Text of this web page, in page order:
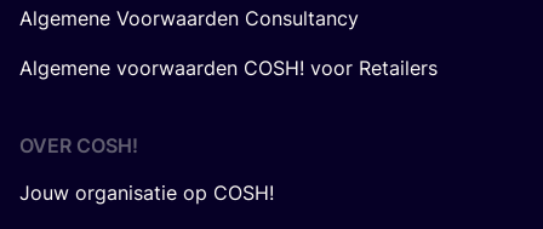
Algemene Voorwaarden Consultancy
Algemene voorwaarden COSH! voor Retailers
OVER COSH!
Jouw organisatie op COSH!